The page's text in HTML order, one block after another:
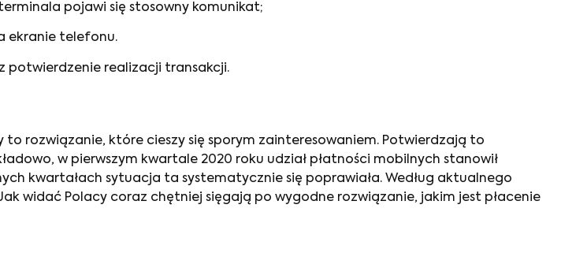
pojawi się stosowny komunikat;
ekranie telefonu.
potwierdzenie realizacji transakcji.
to rozwiązanie, które cieszy się sporym zainteresowaniem. Potwierdzają to
w pierwszym kwartale 2020 roku udział płatności mobilnych stanowił
kwartałach sytuacja ta systematycznie się poprawiała. Według aktualnego
widać Polacy coraz chętniej sięgają po wygodne rozwiązanie, jakim jest płacenie